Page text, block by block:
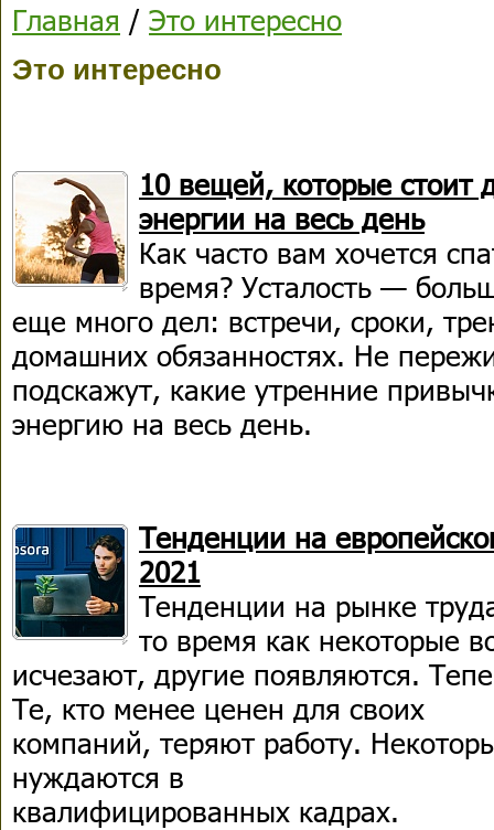
Главная / Это интересно
Это интересно
10 вещей, которые стоит
энергии на весь день
Как часто вам хочется
время? Усталость —
еще много дел: встречи, сроки,
домашних обязанностях. Не
подскажут, какие утренние
энергию на весь день.
Тенденции на
2021
Тенденции на рынке
то время как некоторые
исчезают, другие появляются.
Те, кто менее ценен для своих
компаний, теряют работу.
нуждаются в
квалифицированных кадрах.